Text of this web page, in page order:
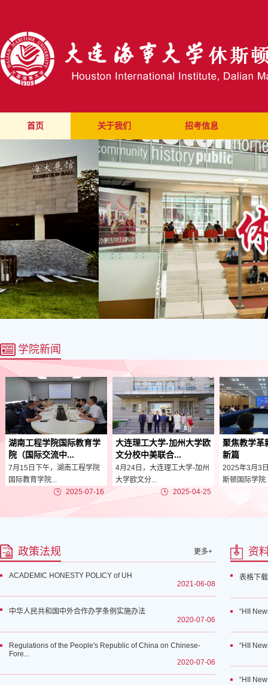
首页 关于我们 招考信息
学院新闻
湖南工程学院国际教育学
院（国际交流中...
7月15日下午，湖南工程学院
国际教育学院...
2025-07-16
大连理工大学-加州大学欧
文分校中美联合...
4月24日，大连理工大学-加州
大学欧文分...
2025-04-25
聚焦教学革
新篇
2025年3月3
斯顿国际学院
政策法规 更多+
ACADEMIC HONESTY POLICY of UH
2021-06-08
中华人民共和国中外合作办学条例实施办法
2020-07-06
Regulations of the People's Republic of China on Chinese-
Fore...
2020-07-06
资
表格下载
“HII
“HII
“HII